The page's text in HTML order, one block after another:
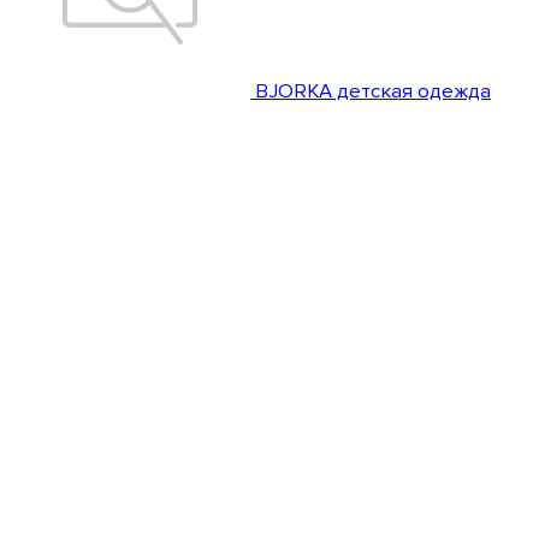
BJORKA детская одежда